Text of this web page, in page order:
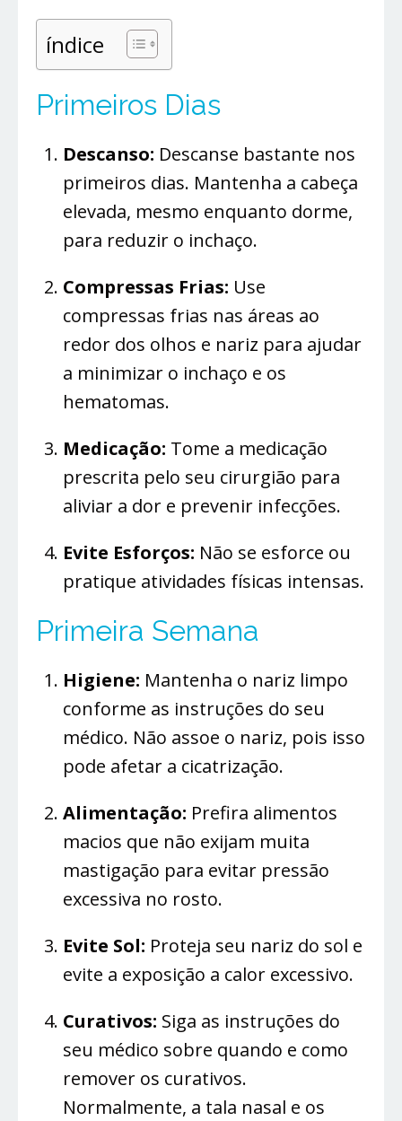
índice
Primeiros Dias
Descanso: Descanse bastante nos
primeiros dias. Mantenha a cabeça
elevada, mesmo enquanto dorme,
para reduzir o inchaço.
Compressas Frias: Use
compressas frias nas áreas ao
redor dos olhos e nariz para ajudar
a minimizar o inchaço e os
hematomas.
Medicação: Tome a medicação
prescrita pelo seu cirurgião para
aliviar a dor e prevenir infecções.
Evite Esforços: Não se esforce ou
pratique atividades físicas intensas.
Primeira Semana
Higiene: Mantenha o nariz limpo
conforme as instruções do seu
médico. Não assoe o nariz, pois isso
pode afetar a cicatrização.
Alimentação: Prefira alimentos
macios que não exijam muita
mastigação para evitar pressão
excessiva no rosto.
Evite Sol: Proteja seu nariz do sol e
evite a exposição a calor excessivo.
Curativos: Siga as instruções do
seu médico sobre quando e como
remover os curativos.
Normalmente, a tala nasal e os